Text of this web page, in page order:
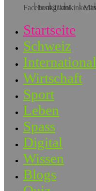
Startseite
Schweiz
International
Wirtschaft
Sport
Leben
Spass
Digital
Wissen
Blogs